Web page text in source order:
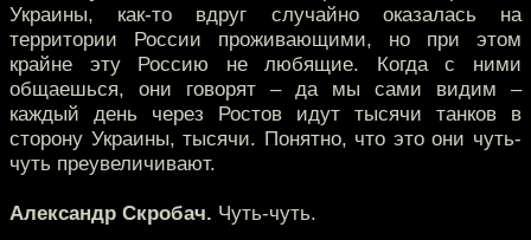
Украины, как-то вдруг случайно оказалась на
территории России проживающими, но при этом
крайне эту Россию не любящие. Когда с ними
общаешься, они говорят – да мы сами видим –
каждый день через Ростов идут тысячи танков в
сторону Украины, тысячи. Понятно, что это они чуть-
чуть преувеличивают.
Александр Скробач. Чуть-чуть.